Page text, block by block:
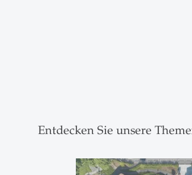
Entdecken Sie unsere